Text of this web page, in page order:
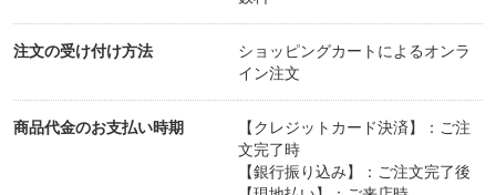
🔸HAJapanの三大特徴🔸
特徴１：ホメオパス養成スクールとしてのHANそし
てHAJapanの最大の特徴は、ハーネマンの生涯にわ
たる研究の展開を踏まえて、その『最終到達点』に
基づく『再現性の極めて高い』メソッドを教授して
注文の受け付け方法
ショッピングカートによるオンラ
イン注文
商品代金のお支払い時期
【クレジットカード決済】：ご注
文完了時
【銀行振り込み】：ご注文完了後